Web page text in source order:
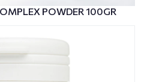
POWDER 100GR